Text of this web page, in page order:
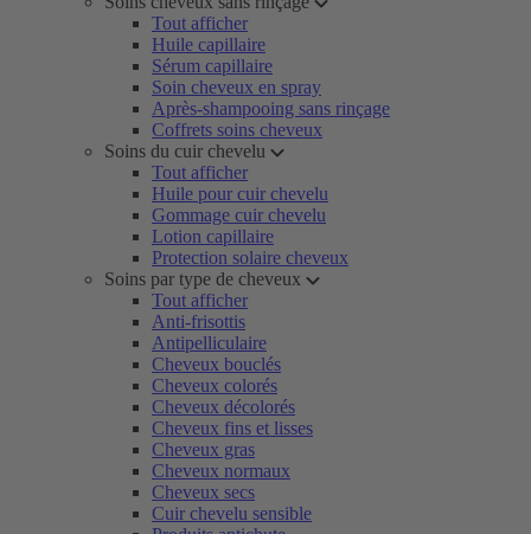
Tout afficher
Huile capillaire
Sérum capillaire
Soin cheveux en spray
Après-shampooing sans rinçage
Coffrets soins cheveux
Soins du cuir chevelu
Tout afficher
Huile pour cuir chevelu
Gommage cuir chevelu
Lotion capillaire
Protection solaire cheveux
Soins par type de cheveux
Tout afficher
Anti-frisottis
Antipelliculaire
Cheveux bouclés
Cheveux colorés
Cheveux décolorés
Cheveux fins et lisses
Cheveux gras
Cheveux normaux
Cheveux secs
Cuir chevelu sensible